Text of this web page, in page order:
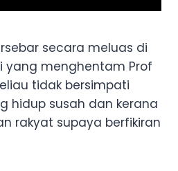
secara meluas di
yang menghentam Prof
tidak bersimpati
hidup susah dan kerana
rakyat supaya berfikiran